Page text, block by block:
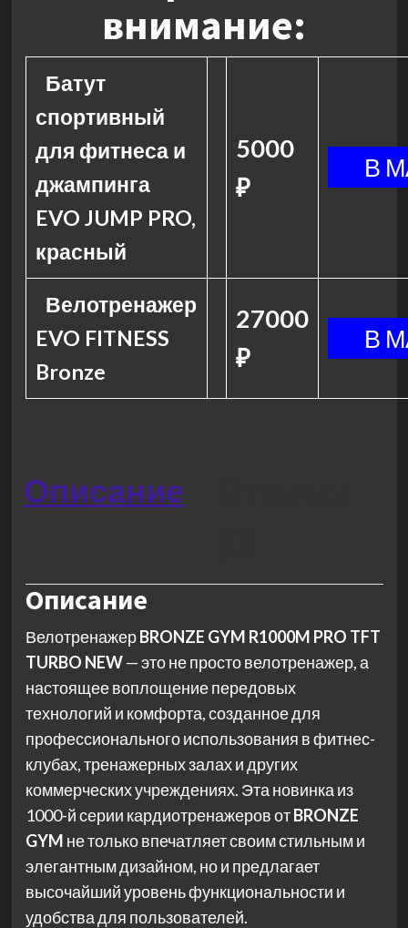
внимание:
Батут
спортивный
для фитнеса и
джампинга
EVO JUMP PRO,
красный
5000
₽
Велотренажер
EVO FITNESS
Bronze
27000
₽
Описание
Описание
ВелотренажерBRONZE GYM R1000M PRO TFT
TURBO NEW— это не просто велотренажер, а
настоящее воплощение передовых
технологий и комфорта, созданное для
профессионального использования в фитнес-
клубах, тренажерных залах и других
коммерческих учреждениях. Эта новинка из
1000-й серии кардиотренажеров отBRONZE
GYM не только впечатляет своим стильным и
элегантным дизайном, но и предлагает
высочайший уровень функциональности и
удобства для пользователей.